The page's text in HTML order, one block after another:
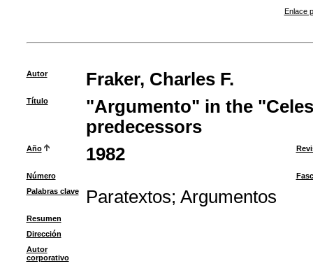
Enlace
Autor Fraker, Charles F.
Título
"Argumento" in the
predecessors
Año 1982
Número
Palabras clave
Paratextos; Argumentos
Resumen
Dirección
Autor
corporativo